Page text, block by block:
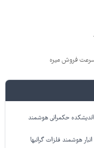
اندیشکده حکمرانی هوشمند
انبار هوشمند فلزات گرانبها